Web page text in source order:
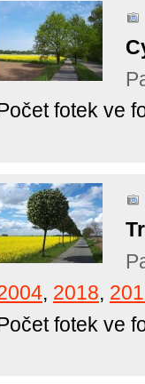
fotek ve
, 2018,
fotek ve